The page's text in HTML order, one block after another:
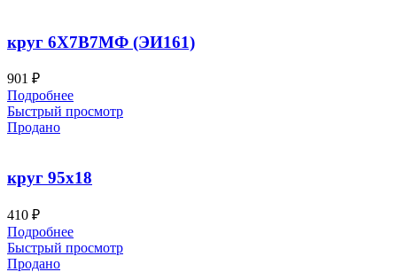
круг 6Х7В7МФ (ЭИ161)
901 ₽
Подробнее
Быстрый просмотр
Продано
круг 95х18
410 ₽
Подробнее
Быстрый просмотр
Продано